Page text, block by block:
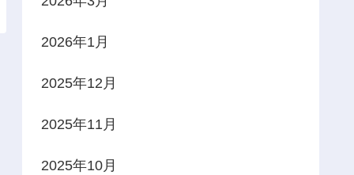
2026年1月
2025年12月
2025年11月
2025年10月